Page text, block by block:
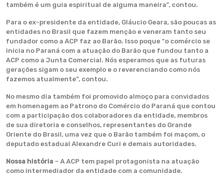
também é um guia espiritual de alguma maneira”, contou.
Para o ex-presidente da entidade, Gláucio Geara, são poucas as
entidades no Brasil que fazem menção e veneram tanto seu
fundador como a ACP faz ao Barão. Isso poque “o comércio se
inicia no Paraná com a atuação do Barão que fundou tanto a
ACP como a Junta Comercial. Nós esperamos que as futuras
gerações sigam o seu exemplo e o reverenciando como nós
fazemos atualmente”, contou.
No mesmo dia também foi promovido almoço para convidados
em homenagem ao Patrono do Comércio do Paraná que contou
com a participação dos colaboradores da entidade, membros
de sua diretoria e conselhos, representantes do Grande
Oriente do Brasil, uma vez que o Barão também foi maçom, o
deputado estadual Alexandre Curi e demais autoridades.
Nossa história – A ACP tem papel protagonista na atuação
como intermediador da entidade com a comunidade,